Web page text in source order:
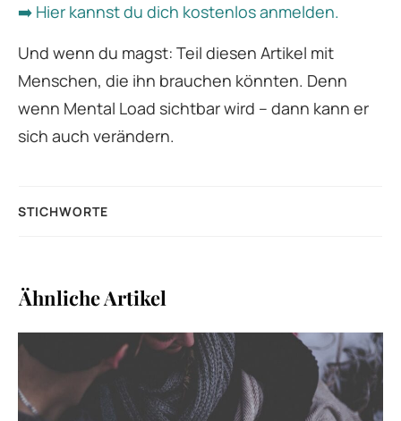
➡️ Hier kannst du dich kostenlos anmelden.
Und wenn du magst: Teil diesen Artikel mit
Menschen, die ihn brauchen könnten. Denn
wenn Mental Load sichtbar wird – dann kann er
sich auch verändern.
STICHWORTE
Ähnliche Artikel